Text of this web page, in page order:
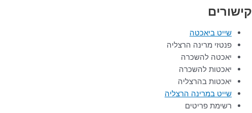
קישורים
שייט ביאכטה
פנטזי מרינה הרצליה
יאכטה להשכרה
יאכטות להשכרה
יאכטות בהרצליה
שייט במרינה הרצליה
רשימת פריטים